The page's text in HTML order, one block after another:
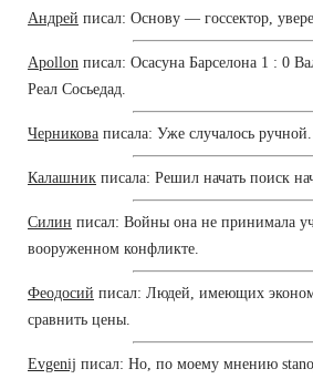
Андрей писал: Основу — госсектор,
Apollon писал: Осасуна Барселона 1 : 0
Реал Сосьедад.
Черникова писала: Уже случалось ручной.
Калашник писала: Решил начать поиск
Силин писал: Войны она не принимала
вооруженном конфликте.
Феодосий писал: Людей, имеющих
сравнить цены.
Evgenij писал: Но, по моему мнению